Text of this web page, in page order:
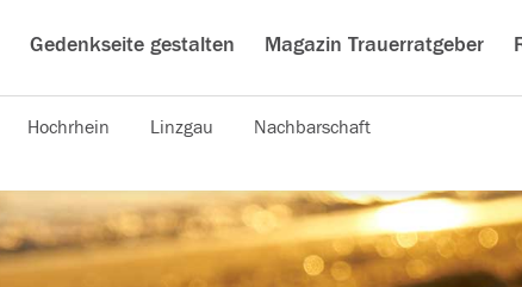
Gedenkseite gestalten Magazin Trauerratgeber
Hochrhein Linzgau Nachbarschaft